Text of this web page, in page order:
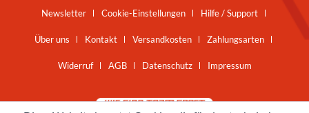
Newsletter Cookie-Einstellungen Hilfe / Support
Über uns Kontakt Versandkosten Zahlungsarten
Widerruf AGB Datenschutz Impressum